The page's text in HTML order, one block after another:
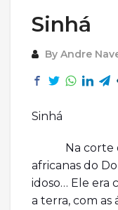
Sinhá
By Andre
Sinhá
Na corte da
africanas do
idoso… Ele era
a terra, com as